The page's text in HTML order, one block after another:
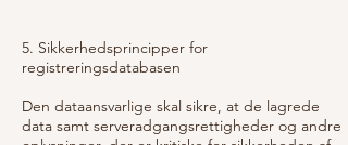
5. Sikkerhedsprincipper for
registreringsdatabasen
Den dataansvarlige skal sikre, at de lagrede
data samt serveradgangsrettigheder og andre